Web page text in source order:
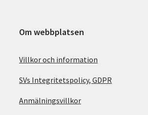
Om webbplatsen
Villkor och information
SVs Integritetspolicy, GDPR
Anmälningsvillkor